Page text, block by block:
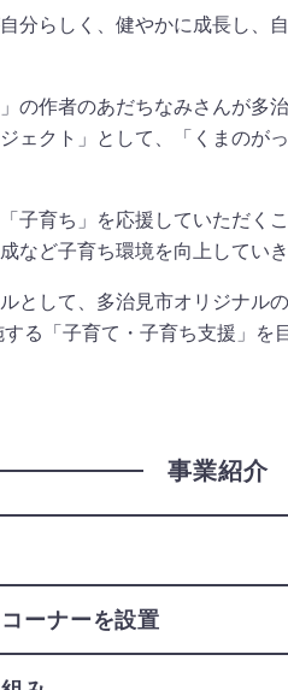
分らしく、健やかに成長し、
の作者のあだちなみさんが多
ェクト」として、「くまのが
子育ち」を応援していただく
など子育ち環境を向上していき
として、多治見市オリジナル
る「子育て・子育ち支援」を
事業紹介
ーナーを設置
し